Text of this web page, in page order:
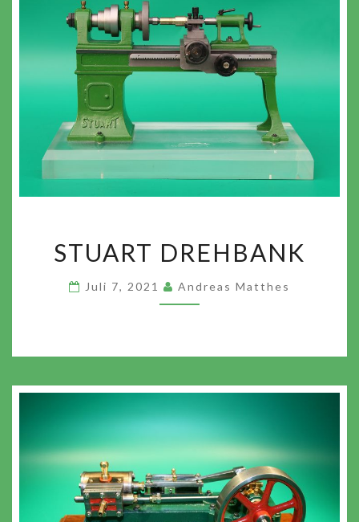
DREHBANK
STUART DREHBANK
Juli 7, 2021 Andreas Matthes